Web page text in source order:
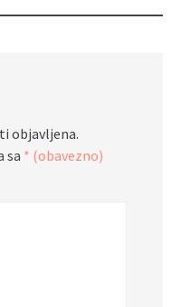
objavljena.
sa * (obavezno)